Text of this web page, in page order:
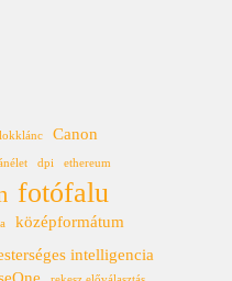
Canon
dpi ethereum
fotófalu
középformátum
intelligencia